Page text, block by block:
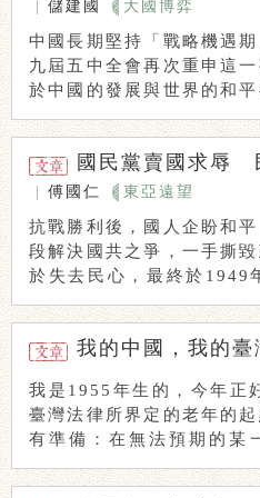
儲建國 大國博弈
中國長期堅持「戰略機遇
九屆五中全會再次重申這
於中國的發展與世界的和
國民黨賣國求辱
傅國仁 東亞遠望
抗戰勝利後，國人企盼和
段解決國共之爭，一手撕
於失去民心，最終於1949
我的中國，我的臺
我是1955年生的，今年正
臺灣法律所界定的老年的
有準備：在無法預期的某